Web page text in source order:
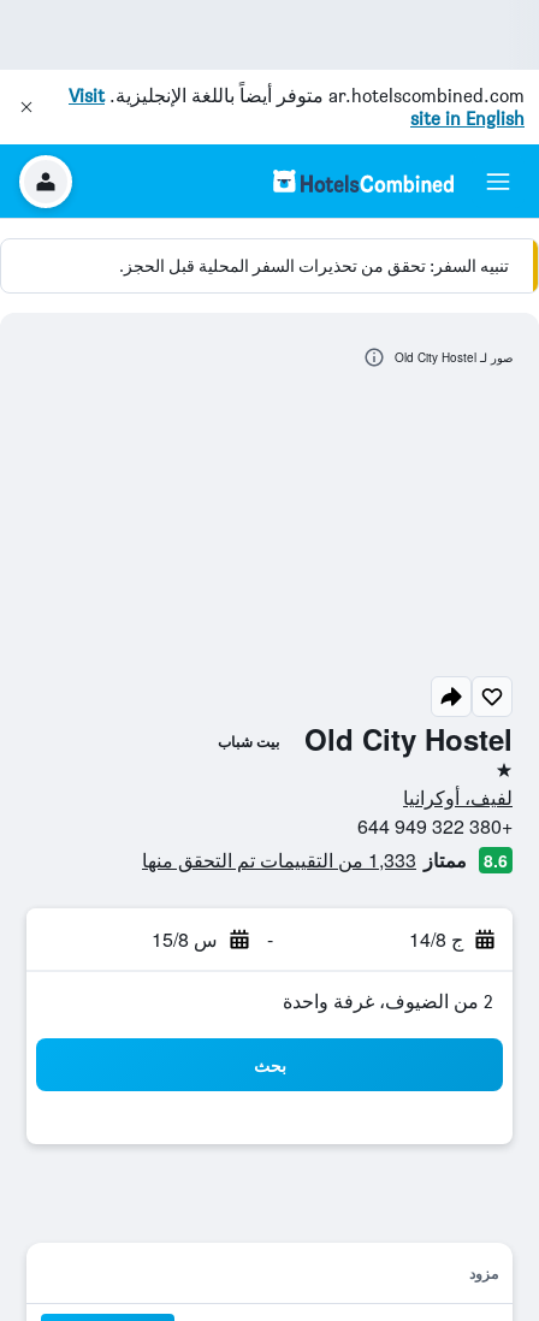
ar.hotelscombined.com متوفر أيضاً باللغة الإنجليزية.Visit
site in English
تنبيه السفر: تحقق من تحذيرات السفر المحلية قبل الحجز.
Old City Hostel بيت شباب
نجمة واحدة
لفيف، أوكرانيا
+380 322 949 644
8.6 ممتاز 1,333 من التقييمات تم التحقق منها
ج 14/8 - س 15/8
2 من الضيوف، غرفة واحدة
بحث
مزود
صور لـ Old City Hostel